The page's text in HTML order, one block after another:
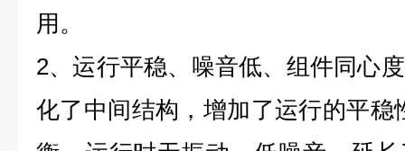
用。
2、运行平稳、噪音低、组件同心
化了中间结构，增加了运行的平稳